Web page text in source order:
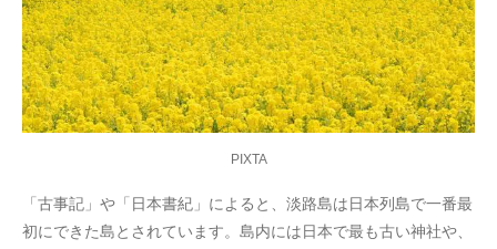
PIXTA
「古事記」や「日本書紀」によると、淡路島は日本列島で一番最
初にできた島とされています。島内には日本で最も古い神社や、